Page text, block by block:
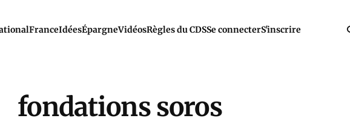
FranceIdéesÉpargneVidéosRègles du CDSSe connecterS'inscrire
fondations soros